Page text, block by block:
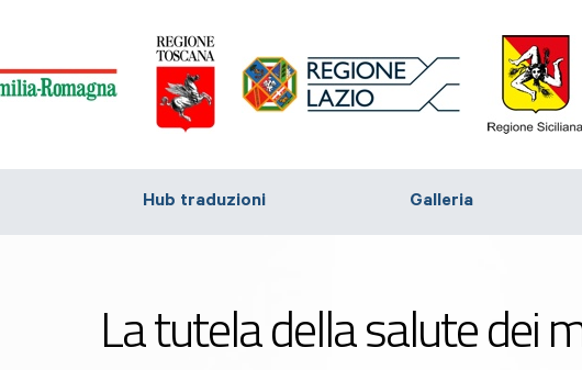
Hub traduzioni Galleria
La tutela della salute dei